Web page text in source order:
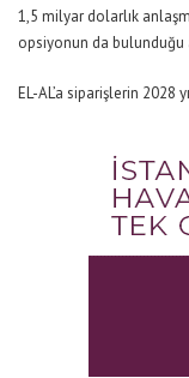
1,5 milyar dolarlık
opsiyonun da bulunduğu
EL-AL’a siparişlerin 2028